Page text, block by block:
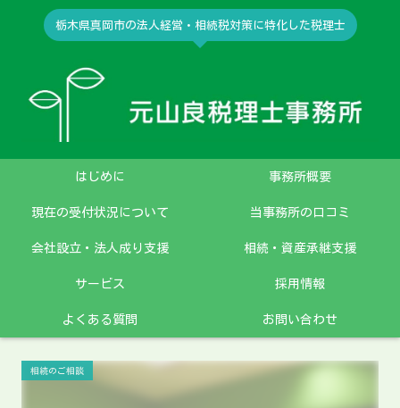
栃木県真岡市の法人経営・相続税対策に特化した税理士
はじめに 事務所概要
現在の受付状況について 当事務所の口コミ
会社設立・法人成り支援 相続・資産承継支援
サービス 採用情報
よくある質問 お問い合わせ
相続のご相談